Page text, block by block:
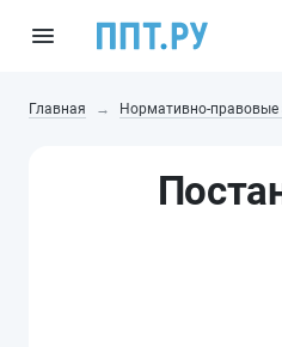
Главная Нормативно-правовые